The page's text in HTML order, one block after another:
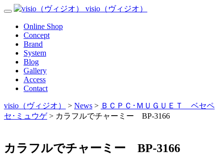
Skip
content
Toggle
Navigation
visio（ヴィジオ）
Menu
Online Shop
Concept
Brand
System
Blog
Gallery
Access
Contact
visio（ヴィジオ） > News > ＢＣＰＣ･ＭＵＧＵＥＴ ベセペ
セ･ミュウゲ> カラフルでチャーミー BP-3166
カラフルでチャーミー BP-3166